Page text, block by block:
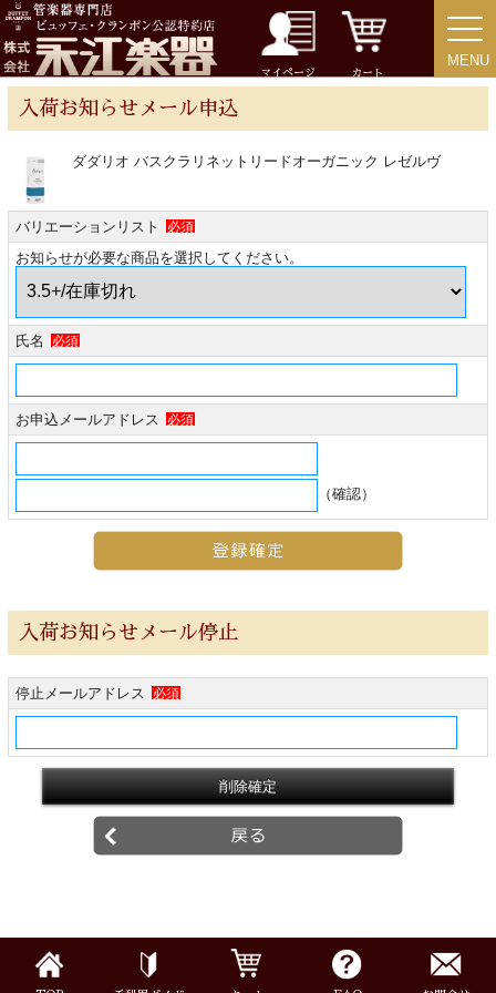
マイページ カート
MENU
MENU
入荷お知らせメール申込
ダダリオ バスクラリネットリードオーガニック レゼルヴ
バリエーションリスト 必須
お知らせが必要な商品を選択してください。
氏名 必須
お申込メールアドレス 必須
（確認）
入荷お知らせメール停止
停止メールアドレス 必須
アクセサリー
リード＆リードケース
マウスピース＆ポーチ
リガチャー＆キャップ
ストラップ
ミュート
楽器ケース＆ケースカバー
チューナー・メトロノーム
譜面台・指揮棒
音楽ギフト・雑貨
ソロ楽譜・曲集